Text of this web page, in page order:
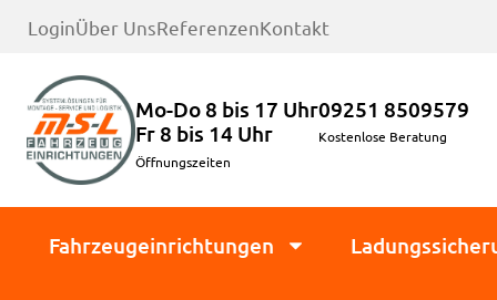
LoginÜber UnsReferenzenKontakt
Mo-Do 8 bis 17 Uhr
Fr 8 bis 14 Uhr
Öffnungszeiten
09251 8509579
Kostenlose Beratung
Fahrzeugeinrichtungen